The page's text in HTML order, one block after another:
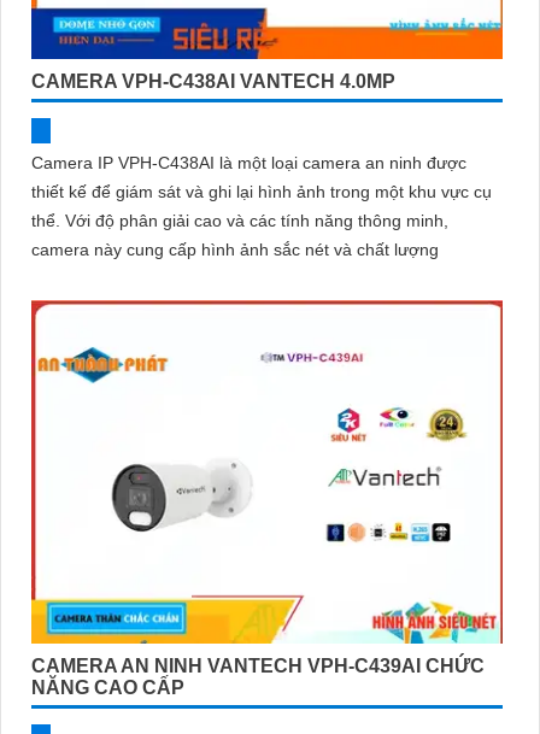
CAMERA VPH-C438AI VANTECH 4.0MP
Camera IP VPH-C438AI là một loại camera an ninh được
thiết kế để giám sát và ghi lại hình ảnh trong một khu vực cụ
thể. Với độ phân giải cao và các tính năng thông minh,
camera này cung cấp hình ảnh sắc nét và chất lượng
CAMERA AN NINH VANTECH VPH-C439AI CHỨC
NĂNG CAO CẤP